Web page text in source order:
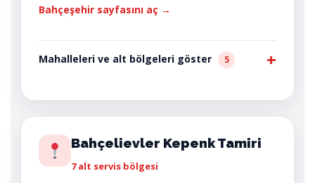
Bahçeşehir sayfasını aç →
Mahalleleri ve alt bölgeleri göster 5
Bahçelievler Kepenk Tamiri
7 alt servis bölgesi